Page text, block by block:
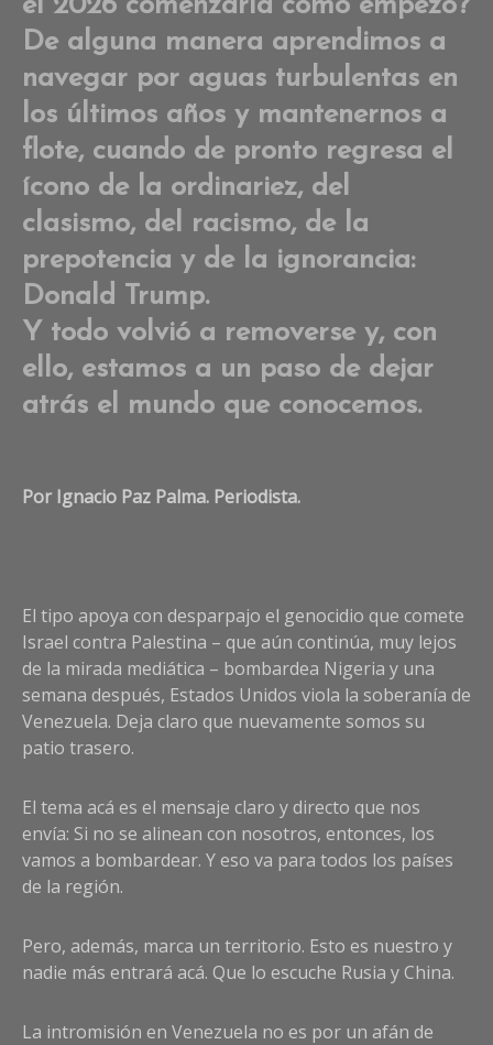
el 2026 comenzaría cómo empezó?
De alguna manera aprendimos a
navegar por aguas turbulentas en
los últimos años y mantenernos a
flote, cuando de pronto regresa el
ícono de la ordinariez, del
clasismo, del racismo, de la
prepotencia y de la ignorancia:
Donald Trump.
Y todo volvió a removerse y, con
ello, estamos a un paso de dejar
atrás el mundo que conocemos.
Por Ignacio Paz Palma. Periodista.
El tipo apoya con desparpajo el genocidio que comete
Israel contra Palestina – que aún continúa, muy lejos
de la mirada mediática – bombardea Nigeria y una
semana después, Estados Unidos viola la soberanía de
Venezuela. Deja claro que nuevamente somos su
patio trasero.
El tema acá es el mensaje claro y directo que nos
envía: Si no se alinean con nosotros, entonces, los
vamos a bombardear. Y eso va para todos los países
de la región.
Pero, además, marca un territorio. Esto es nuestro y
nadie más entrará acá. Que lo escuche Rusia y China.
La intromisión en Venezuela no es por un afán de